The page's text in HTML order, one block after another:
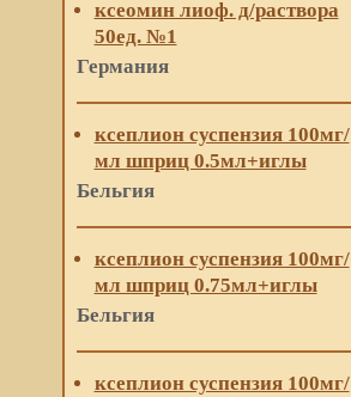
ксеомин лиоф. д/раствора
50ед. №1
Германия
ксеплион суспензия 100мг/
мл шприц 0.5мл+иглы
Бельгия
ксеплион суспензия 100мг/
мл шприц 0.75мл+иглы
Бельгия
ксеплион суспензия 100мг/